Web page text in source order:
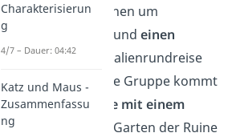
handelt sich bei ihnen um
Fortunato, Pietro
undeinen
Knaben, die eine Italienrundreise
machen wollen. Die Gruppe kommt
an einerBurgruine mit einem
Weiher
vorbei. Im Garten der Ruine
Charakterisierun
g
4/7 – Dauer: 04:42
Katz und Maus -
Zusammenfassu
ng